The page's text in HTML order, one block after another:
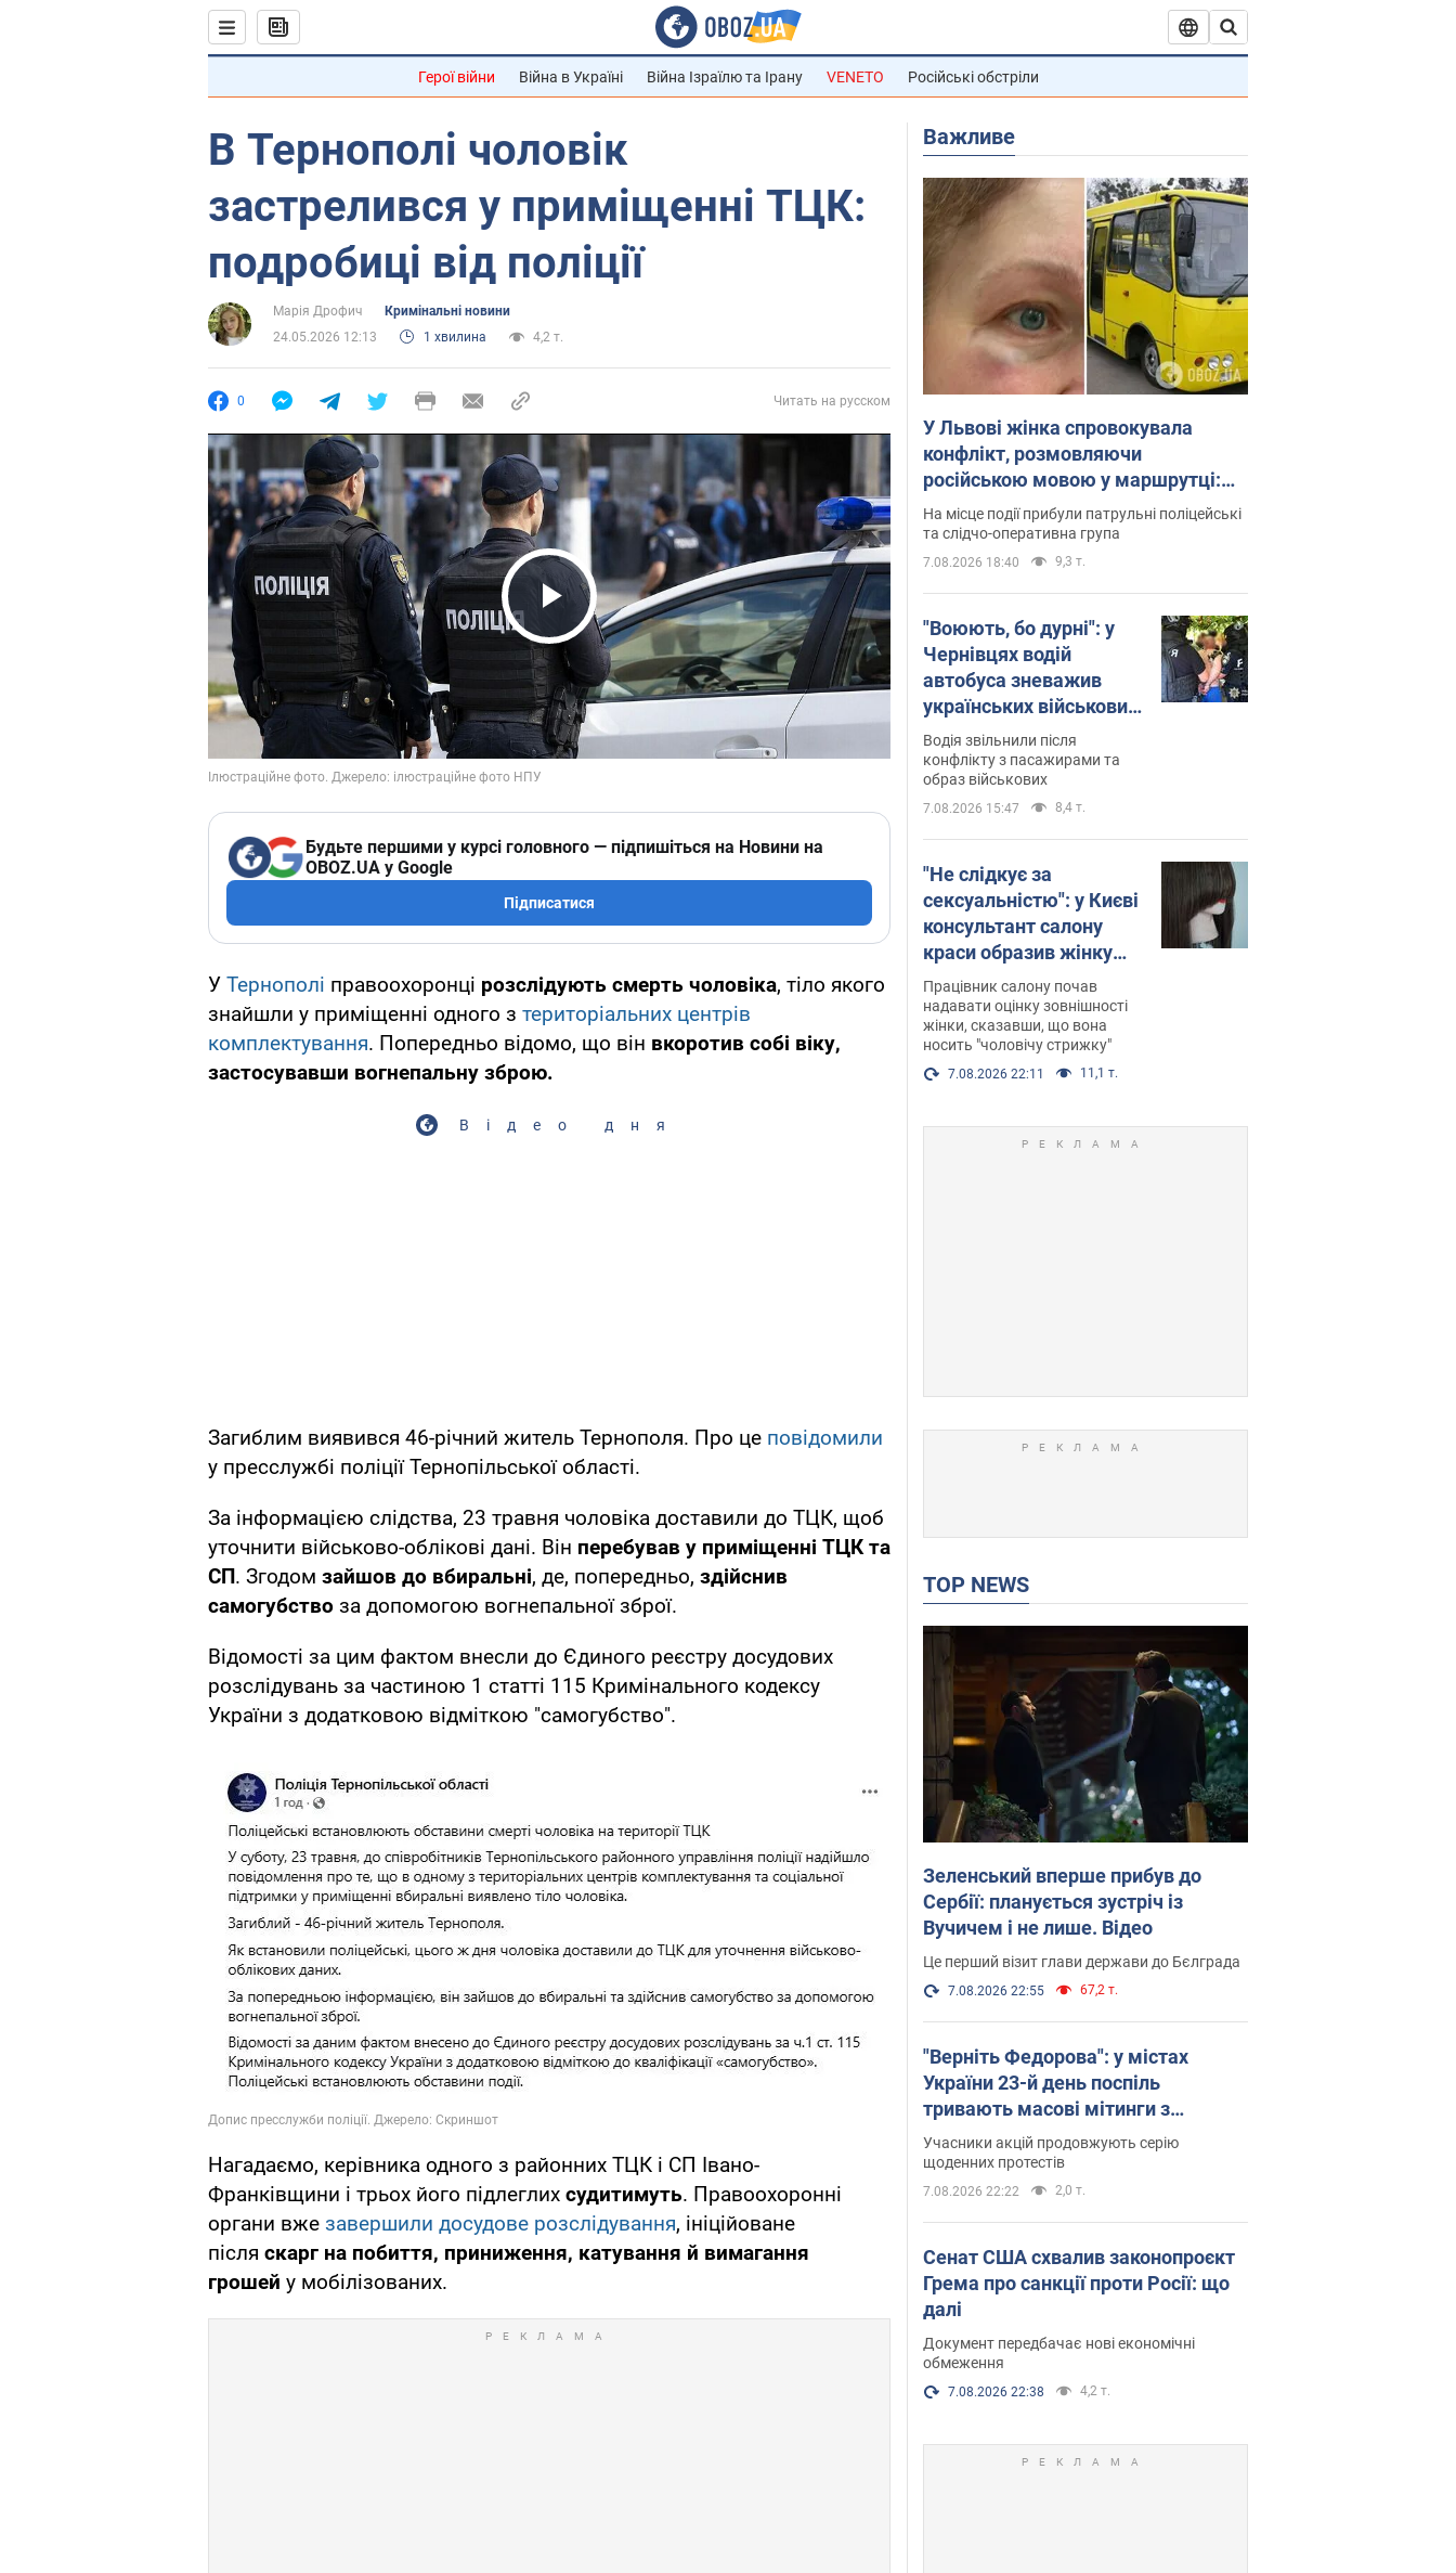
Герої війни Війна в Україні Війна Ізраїлю та Ірану VENETO Російські обстріли
В Тернополі чоловік
застрелився у приміщенні ТЦК:
подробиці від поліції
Марія Дрофич
Кримінальні новини
24.05.2026 12:13
1 хвилина 4,2 т.
0 Читать на русском
Play Video
Будьте першими у курсі головного — підпишіться на Новини на
OBOZ.UA у Google
Підписатися
У Тернополі правоохоронці розслідують смерть чоловіка, тіло якого
знайшли у приміщенні одного з територіальних центрів
комплектування. Попередньо відомо, що він вкоротив собі віку,
застосувавши вогнепальну зброю.
Відео дня
Загиблим виявився 46-річний житель Тернополя. Про це повідомили
у пресслужбі поліції Тернопільської області.
За інформацією слідства, 23 травня чоловіка доставили до ТЦК, щоб
уточнити військово-облікові дані. Він перебував у приміщенні ТЦК та
СП. Згодом зайшов до вбиральні, де, попередньо, здійснив
самогубство за допомогою вогнепальної зброї.
Відомості за цим фактом внесли до Єдиного реєстру досудових
розслідувань за частиною 1 статті 115 Кримінального кодексу
України з додатковою відміткою "самогубство".
Нагадаємо, керівника одного з районних ТЦК і СП Івано-
Франківщини і трьох його підлеглих судитимуть. Правоохоронні
органи вже завершили досудове розслідування, ініційоване
після скарг на побиття, приниження, катування й вимагання
грошей у мобілізованих.
Важливе
У Львові жінка спровокувала
конфлікт, розмовляючи
російською мовою у маршрутці:
поліція склала адмінпротокол.
Відео
На місце події прибули патрульні поліцейські
та слідчо-оперативна група
7.08.2026 18:40 9,3 т.
"Воюють, бо дурні": у
Чернівцях водій
автобуса зневажив
українських військових
і поплатився. Відео
Водія звільнили після
конфлікту з пасажирами та
образ військових
7.08.2026 15:47 8,4 т.
"Не слідкує за
сексуальністю": у Києві
консультант салону
краси образив жінку
після хімієтерапії,
розгорівся скандал.
Фото
Працівник салону почав
надавати оцінку зовнішності
жінки, сказавши, що вона
носить "чоловічу стрижку"
7.08.2026 22:11 11,1 т.
TOP NEWS
Зеленський вперше прибув до
Сербії: планується зустріч із
Вучичем і не лише. Відео
Це перший візит глави держави до Бєлграда
7.08.2026 22:55 67,2 т.
"Верніть Федорова": у містах
України 23-й день поспіль
тривають масові мітинги з
картонками. Фото і відео
Учасники акцій продовжують серію
щоденних протестів
7.08.2026 22:22 2,0 т.
Сенат США схвалив законопроєкт
Грема про санкції проти Росії: що
далі
Документ передбачає нові економічні
обмеження
7.08.2026 22:38 4,2 т.